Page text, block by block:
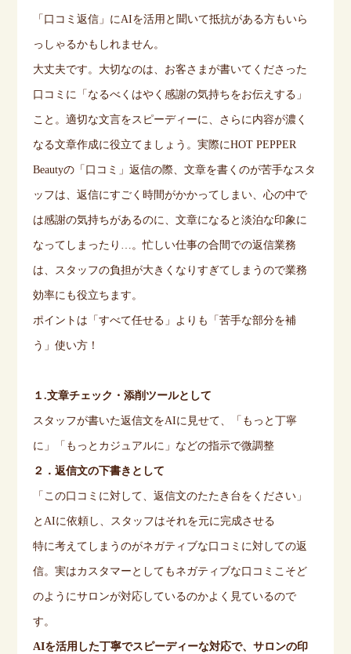
「口コミ返信」にAIを活用と聞いて抵抗がある方もいら
っしゃるかもしれません。
大丈夫です。大切なのは、お客さまが書いてくださった
口コミに「なるべくはやく感謝の気持ちをお伝えする」
こと。適切な文言をスピーディーに、さらに内容が濃く
なる文章作成に役立てましょう。実際にHOT PEPPER
Beautyの「口コミ」返信の際、文章を書くのが苦手なスタ
ッフは、返信にすごく時間がかかってしまい、心の中で
は感謝の気持ちがあるのに、文章になると淡泊な印象に
なってしまったり…。忙しい仕事の合間での返信業務
は、スタッフの負担が大きくなりすぎてしまうので業務
効率にも役立ちます。
ポイントは「すべて任せる」よりも「苦手な部分を補
う」使い方！
１.文章チェック・添削ツールとして
スタッフが書いた返信文をAIに見せて、「もっと丁寧
に」「もっとカジュアルに」などの指示で微調整
２．返信文の下書きとして
「この口コミに対して、返信文のたたき台をください」
とAIに依頼し、スタッフはそれを元に完成させる
特に考えてしまうのがネガティブな口コミに対しての返
信。実はカスタマーとしてもネガティブな口コミこそど
のようにサロンが対応しているのかよく見ているので
す。
AIを活用した丁寧でスピーディーな対応で、サロンの印